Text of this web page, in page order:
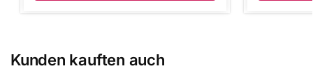
Kunden kauften auch